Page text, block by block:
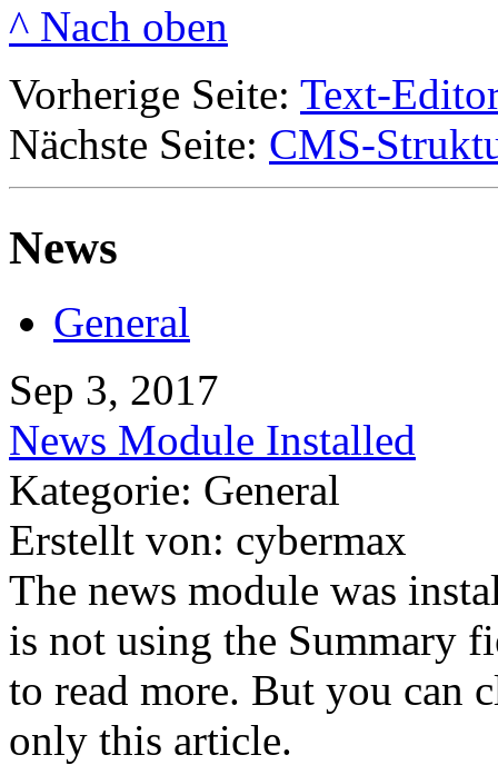
^ Nach oben
Vorherige Seite: Text-
Nächste Seite: CMS-
News
General
Sep 3, 2017
News Module Installed
Kategorie: General
Erstellt von: cybermax
The news module was
is not using the Summary
to read more. But you can
only this article.